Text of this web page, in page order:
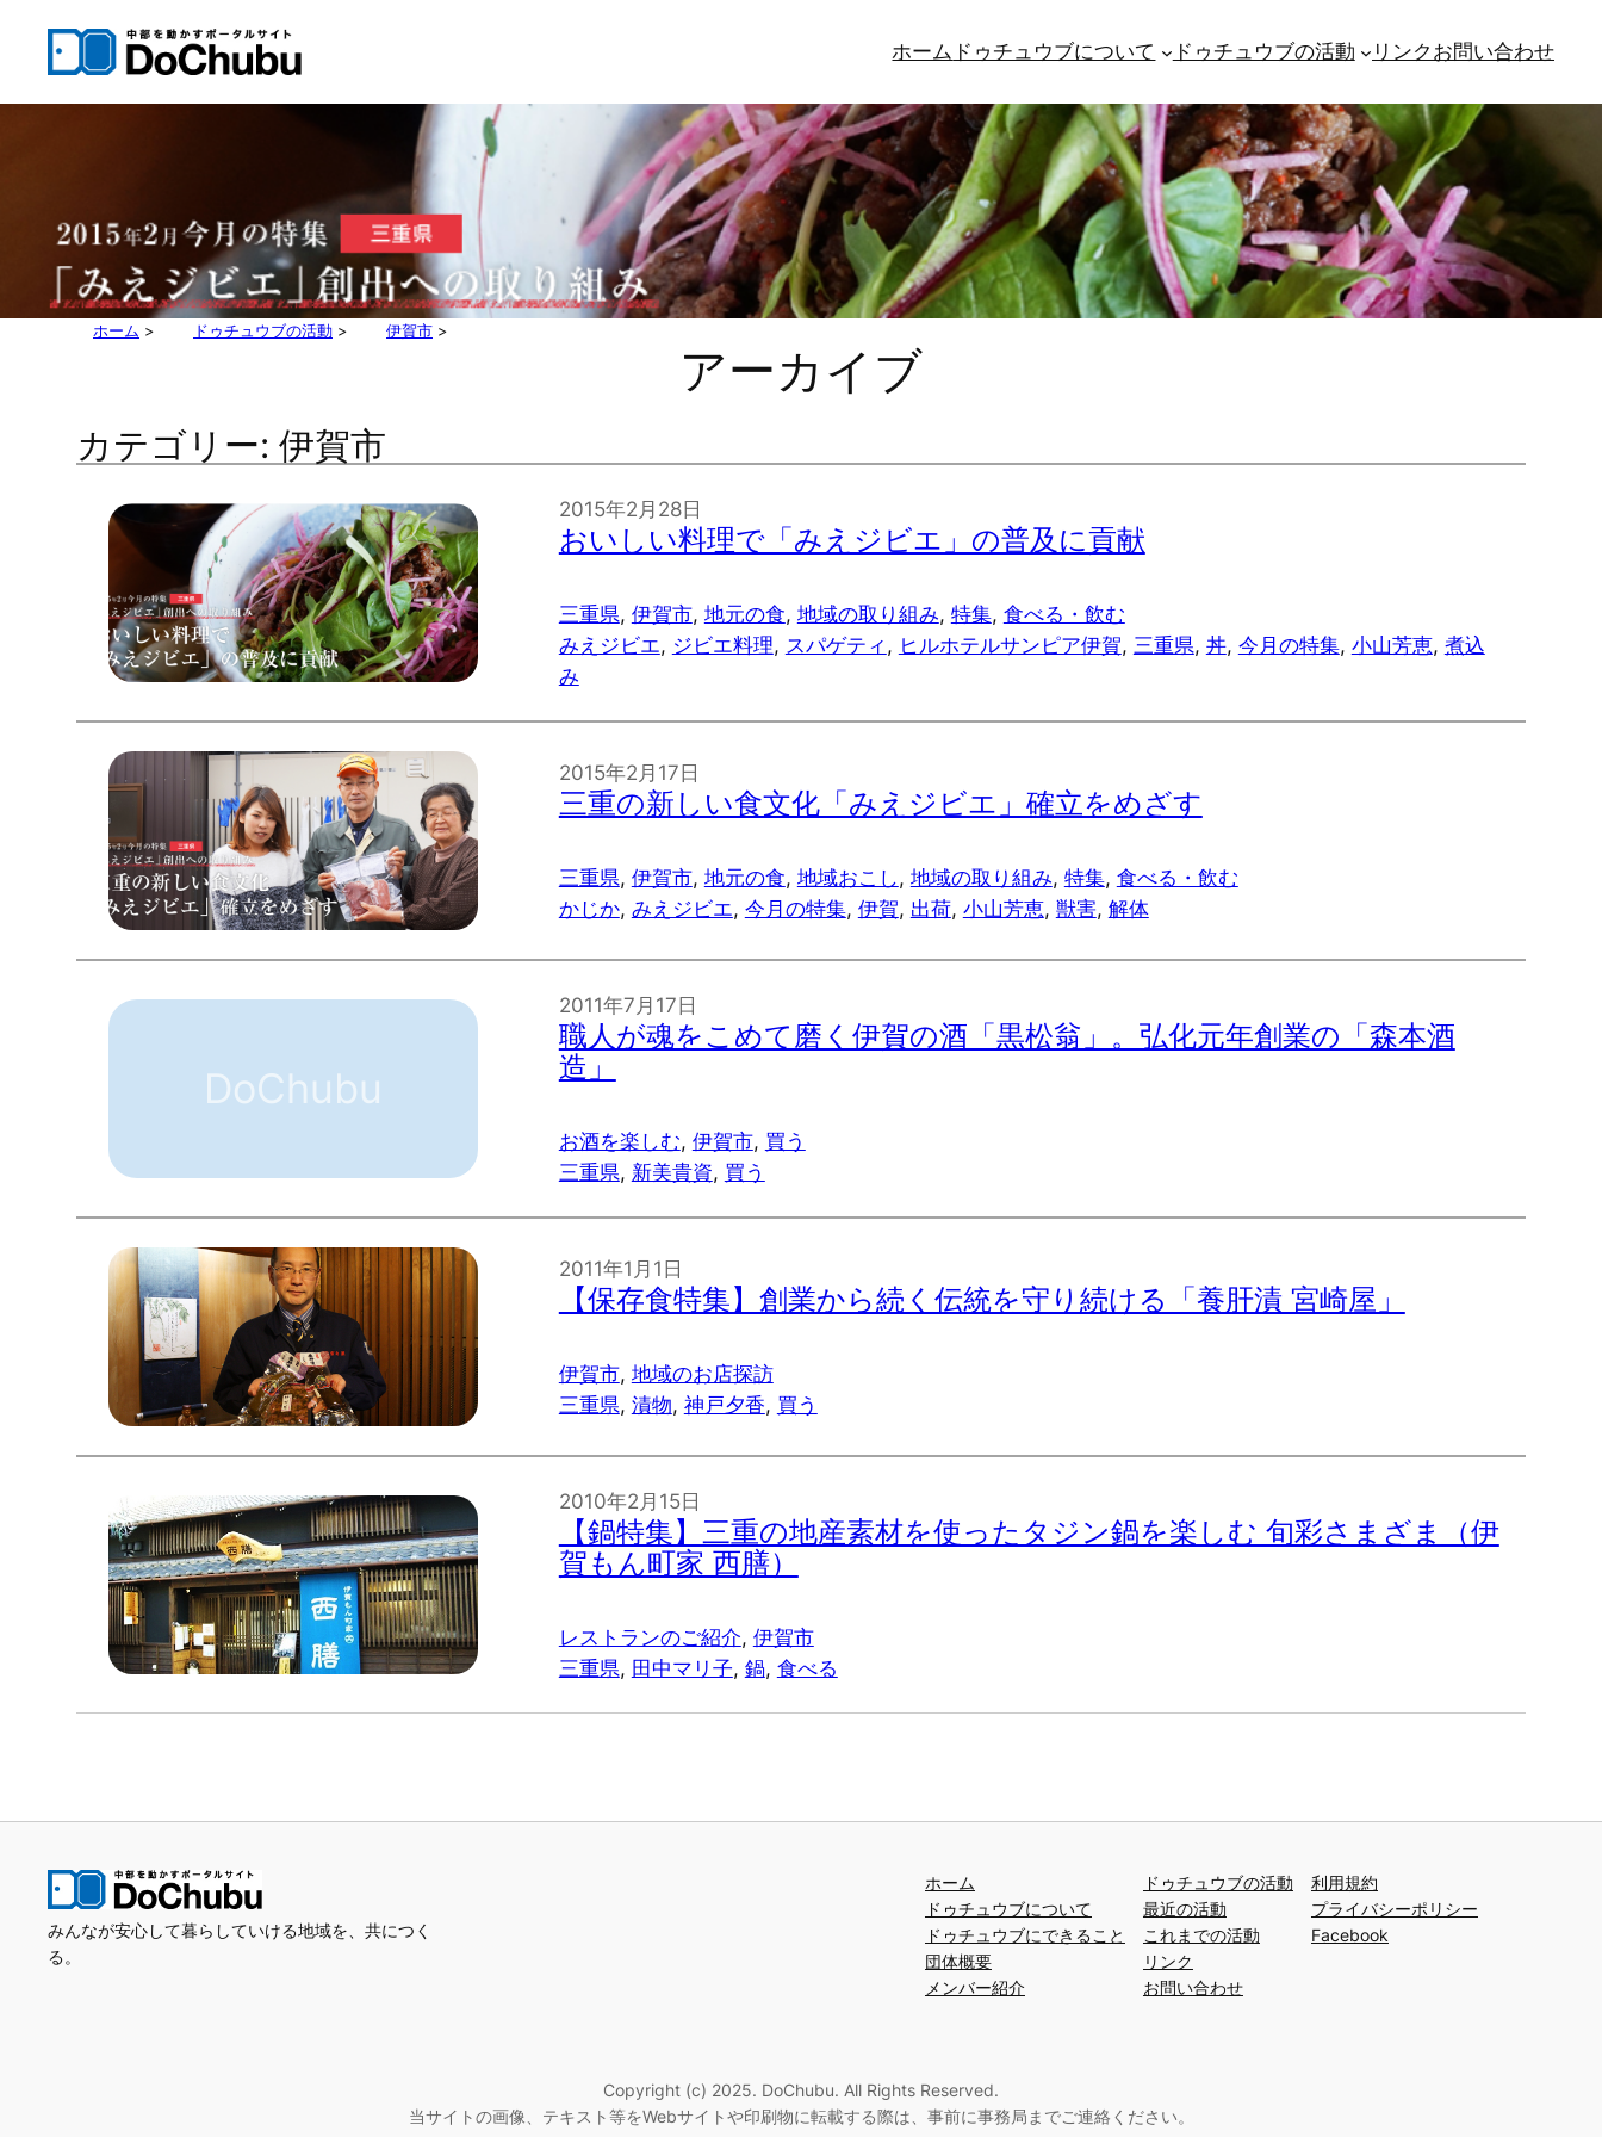
ス
ホーム ドゥチュウブについて ドゥチュウブの活動 リンク お問い合わせ
ホーム > ドゥチュウブの活動 > 伊賀市 >
アーカイブ
カテゴリー: 伊賀市
2015年2月28日
おいしい料理で「みえジビエ」の普及に貢献
三重県, 伊賀市, 地元の食, 地域の取り組み, 特集, 食べる・飲む
みえジビエ, ジビエ料理, スパゲティ , ヒルホテルサンピア伊賀, 三重県, 丼, 今月の特集, 小山芳恵, 煮込
み
2015年2月17日
三重の新しい食文化「みえジビエ」確立をめざす
三重県, 伊賀市, 地元の食, 地域おこし, 地域の取り組み, 特集, 食べる・飲む
かじか, みえジビエ, 今月の特集, 伊賀, 出荷, 小山芳恵, 獣害, 解体
DoChubu
2011年7月17日
職人が魂をこめて磨く伊賀の酒「黒松翁」。弘化元年創業の「森本酒
造」
お酒を楽しむ, 伊賀市, 買う
三重県, 新美貴資, 買う
2011年1月1日
【保存食特集】創業から続く伝統を守り続ける「養肝漬 宮崎屋」
伊賀市, 地域のお店探訪
三重県, 漬物, 神戸夕香, 買う
2010年2月15日
【鍋特集】三重の地産素材を使ったタジン鍋を楽しむ 旬彩さまざま（伊
賀もん町家 西膳）
レストランのご紹介, 伊賀市
三重県, 田中マリ子, 鍋, 食べる
みんなが安心して暮らしていける地域を、共につく
る。
ホーム
ドゥチュウブについて
ドゥチュウブにできること
団体概要
メンバー紹介
ドゥチュウブの活動
最近の活動
これまでの活動
リンク
お問い合わせ
利用規約
プライバシーポリシー
Facebook
Copyright (c) 2025. DoChubu. All Rights Reserved.
当サイトの画像、テキスト等をWebサイトや印刷物に転載する際は、事前に事務局までご連絡ください。